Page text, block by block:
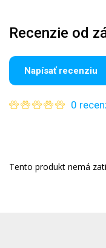
Recenzie od
Napísať recenziu
0
Tento produkt nemá